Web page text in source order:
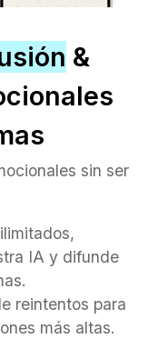
&
sin ser
IA y difunde
reintentos para
más altas.